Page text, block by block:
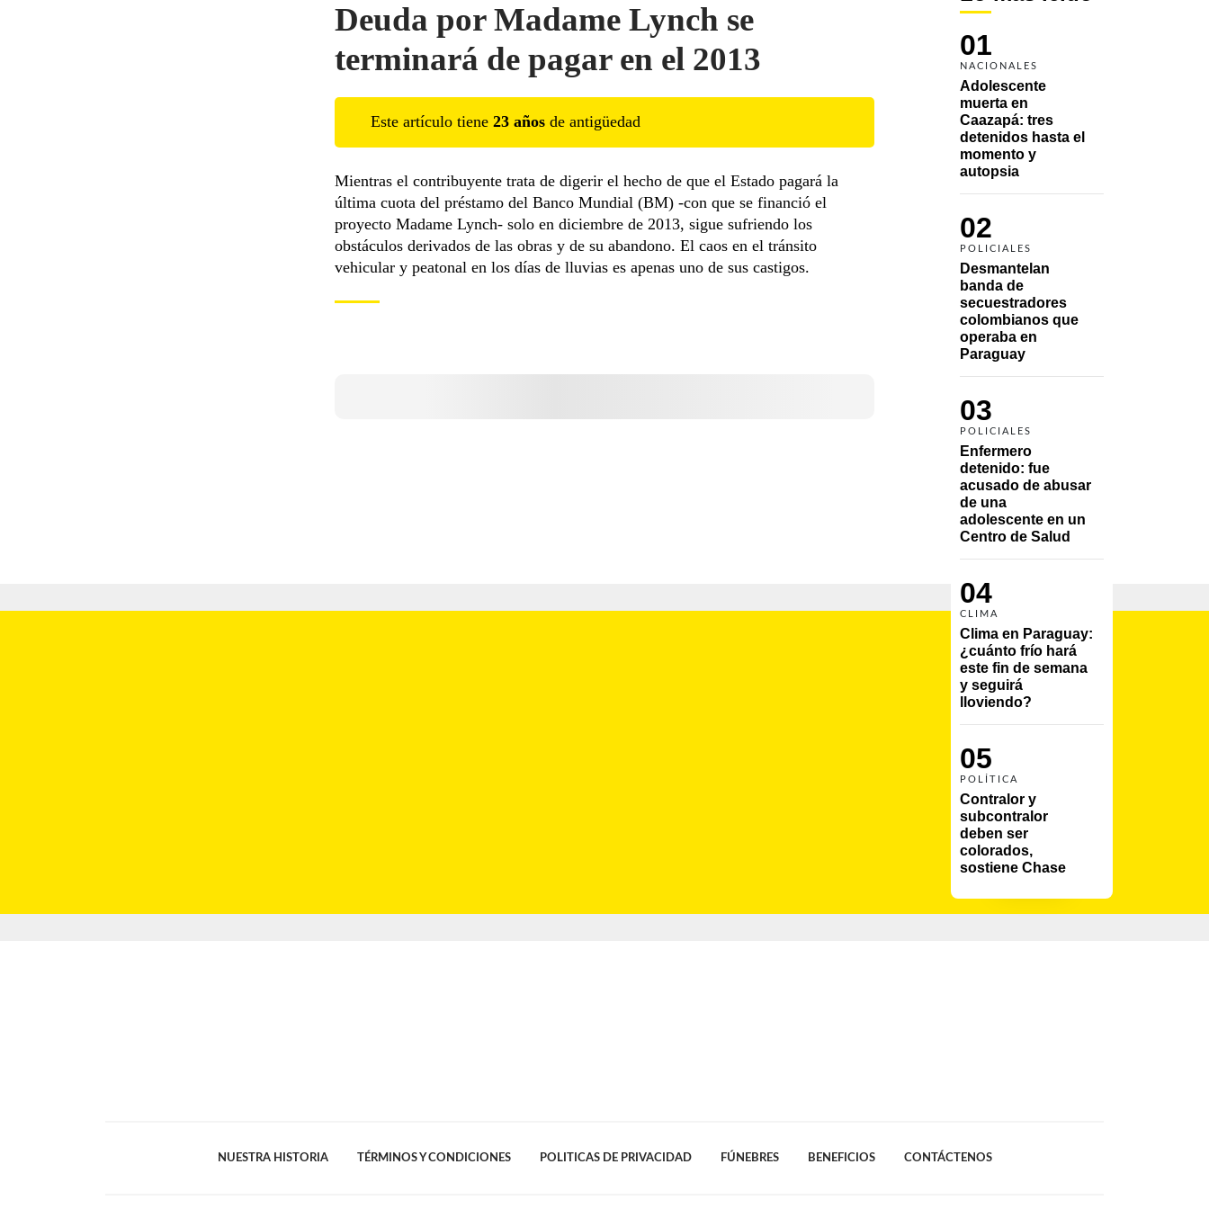
01
NACIONALES
Adolescente
muerta en
Caazapá: tres
detenidos hasta el
momento y
autopsia
02
POLICIALES
Desmantelan
banda de
secuestradores
colombianos que
operaba en
Paraguay
03
POLICIALES
Enfermero
detenido: fue
acusado de abusar
de una
adolescente en un
Centro de Salud
04
CLIMA
Clima en Paraguay:
¿cuánto frío hará
este fin de semana
y seguirá
lloviendo?
05
POLÍTICA
Contralor y
subcontralor
deben ser
colorados,
sostiene Chase
Deuda por Madame Lynch se
terminará de pagar en el 2013
Este artículo tiene 23 años de antigüedad
Mientras el contribuyente trata de digerir el hecho de que el Estado pagará la
última cuota del préstamo del Banco Mundial (BM) -con que se financió el
proyecto Madame Lynch- solo en diciembre de 2013, sigue sufriendo los
obstáculos derivados de las obras y de su abandono. El caos en el tránsito
vehicular y peatonal en los días de lluvias es apenas uno de sus castigos.
NUESTRA HISTORIA TÉRMINOS Y CONDICIONES POLITICAS DE PRIVACIDAD FÚNEBRES BENEFICIOS CONTÁCTENOS